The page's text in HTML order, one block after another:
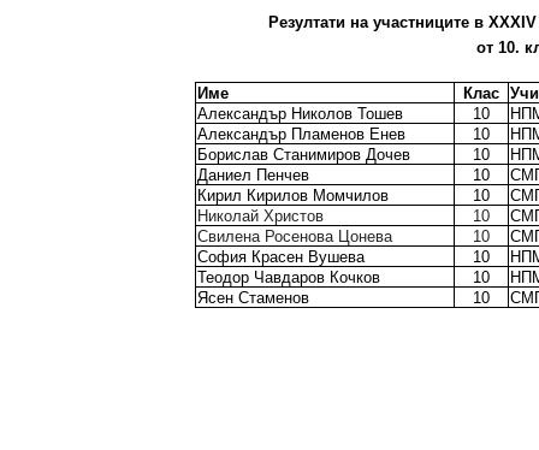
Резултати на участниците в
от 10.
Име Клас
Александър Николов Тошев
10
Александър Пламенов Енев
10
Борислав Станимиров Дочев
10
Даниел Пенчев
10
Кирил Кирилов Момчилов
10
Николай Христов
10
Свилена Росенова Цонева
10
София Красен Вушева
10
Теодор Чавдаров Кочков
10
Ясен Стаменов
10